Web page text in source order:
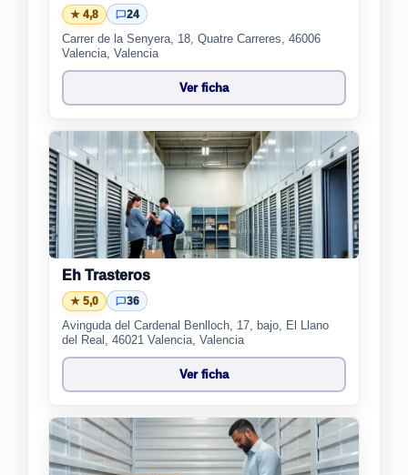
★ 4,8
24
Carrer de la Senyera, 18, Quatre Carreres, 46006
Valencia, Valencia
Ver ficha
Eh Trasteros
★ 5,0
36
Avinguda del Cardenal Benlloch, 17, bajo, El Llano
del Real, 46021 Valencia, Valencia
Ver ficha